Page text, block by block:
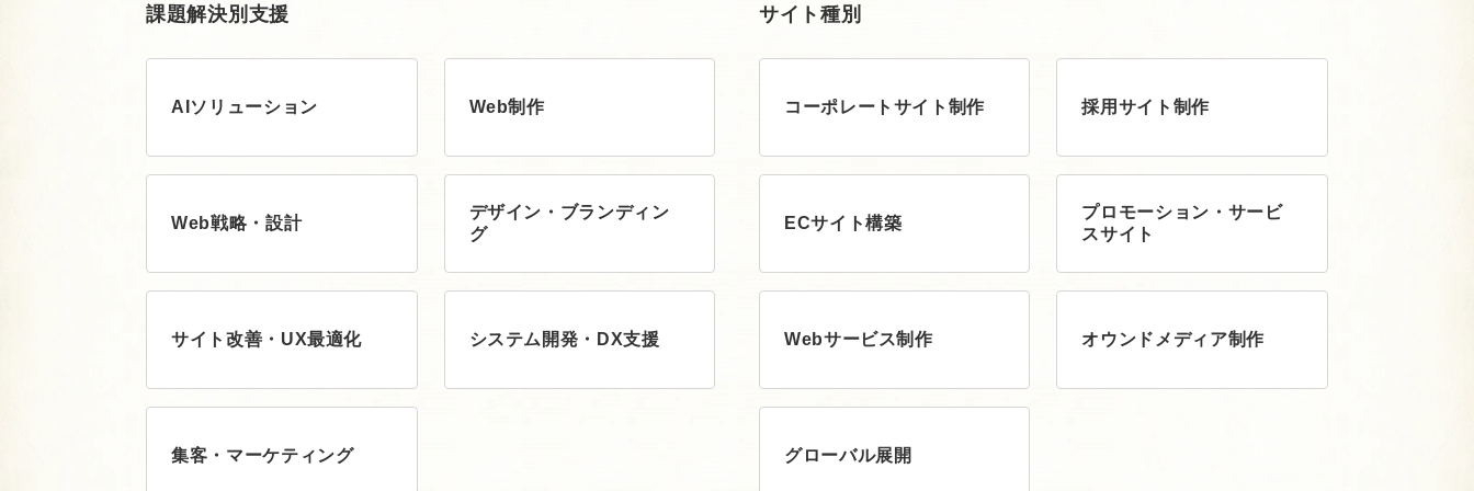
課題解決別支援
AIソリューション Web制作
Web戦略・設計
デザイン・ブランディン
グ
サイト改善・UX最適化 システム開発・DX支援
集客・マーケティング
サイト種別
コーポレートサイト制作 採用サイト制作
ECサイト構築
プロモーション・サービ
スサイト
Webサービス制作 オウンドメディア制作
グローバル展開